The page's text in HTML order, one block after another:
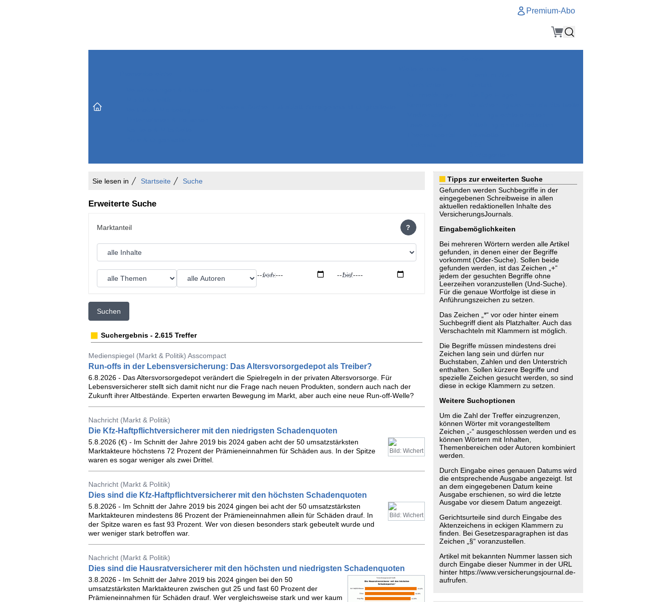
Premium-Abo
Sie lesen in Startseite Suche
Erweiterte Suche
?
von: bis:
Suchen
Suchergebnis - 2.615 Treffer
Medienspiegel (Markt & Politik) Asscompact
Run-offs in der Lebensversicherung: Das Altersvorsorgedepot als Treiber?
6.8.2026 - Das Altersvorsorgedepot verändert die Spielregeln in der privaten Altersvorsorge. Für
Lebensversicherer stellt sich damit nicht nur die Frage nach neuen Produkten, sondern auch nach der
Zukunft ihrer Altbestände. Experten erwarten Bewegung im Markt, aber auch eine neue Run-off-Welle?
Nachricht (Markt & Politik)
Die Kfz-Haftpflichtversicherer mit den niedrigsten Schadenquoten
Bild: Wichert
5.8.2026 (€) - Im Schnitt der Jahre 2019 bis 2024 gaben acht der 50 umsatzstärksten
Marktakteure höchstens 72 Prozent der Prämieneinnahmen für Schäden aus. In der Spitze
waren es sogar weniger als zwei Drittel.
Nachricht (Markt & Politik)
Dies sind die Kfz-Haftpflichtversicherer mit den höchsten Schadenquoten
Bild: Wichert
5.8.2026 - Im Schnitt der Jahre 2019 bis 2024 gingen bei acht der 50 umsatzstärksten
Marktakteuren mindestens 86 Prozent der Prämieneinnahmen allein für Schäden drauf. In
der Spitze waren es fast 93 Prozent. Wer von diesen besonders stark gebeutelt wurde und
wer weniger stark betroffen war.
Nachricht (Markt & Politik)
Dies sind die Hausratversicherer mit den höchsten und niedrigsten Schadenquoten
3.8.2026 - Im Schnitt der Jahre 2019 bis 2024 gingen bei den 50
umsatzstärksten Marktakteuren zwischen gut 25 und fast 60 Prozent der
Prämieneinnahmen für Schäden drauf. Wer vergleichsweise stark und wer kaum
Tipps zur erweiterten Suche
Gefunden werden Suchbegriffe in der
eingegebenen Schreibweise in allen
aktuellen redaktionellen Inhalte des
VersicherungsJournals.
Eingabemöglichkeiten
Bei mehreren Wörtern werden alle Artikel
gefunden, in denen einer der Begriffe
vorkommt (Oder-Suche). Sollen beide
gefunden werden, ist das Zeichen „+“
jedem der gesuchten Begriffe ohne
Leerzeihen voranzustellen (Und-Suche).
Für die genaue Wortfolge ist diese in
Anführungszeichen zu setzen.
Das Zeichen „*“ vor oder hinter einem
Suchbegriff dient als Platzhalter. Auch das
Verschachteln mit Klammern ist möglich.
Die Begriffe müssen mindestens drei
Zeichen lang sein und dürfen nur
Buchstaben, Zahlen und den Unterstrich
enthalten. Sollen kürzere Begriffe und
spezielle Zeichen gesucht werden, so sind
diese in eckige Klammern zu setzen.
Weitere Suchoptionen
Um die Zahl der Treffer einzugrenzen,
können Wörter mit vorangestelltem
Zeichen „-“ ausgeschlossen werden und es
können Wörtern mit Inhalten,
Themenbereichen oder Autoren kombiniert
werden.
Durch Eingabe eines genauen Datums wird
die entsprechende Ausgabe angezeigt. Ist
an dem eingegebenen Datum keine
Ausgabe erschienen, so wird die letzte
Ausgabe vor diesem Datum angezeigt.
Gerichtsurteile sind durch Eingabe des
Aktenzeichens in eckigen Klammern zu
finden. Bei Gesetzesparagraphen ist das
Zeichen „§“ voranzustellen.
Artikel mit bekannten Nummer lassen sich
durch Eingabe dieser Nummer in der URL
hinter https://www.versicherungsjournal.de-
aufrufen.